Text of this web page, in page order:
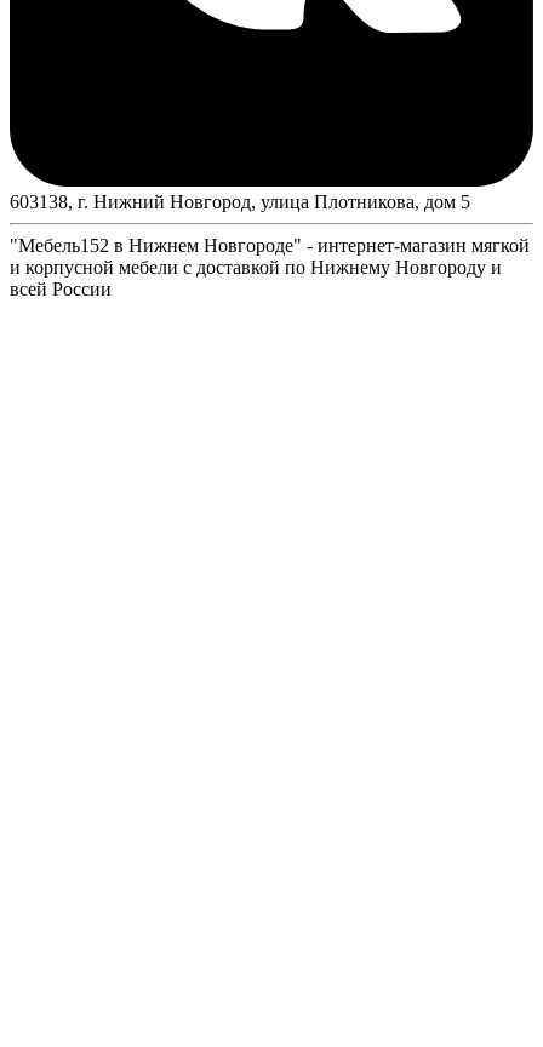
603138, г. Нижний Новгород, улица Плотникова, дом 5
"Мебель152 в Нижнем Новгороде" - интернет-магазин мягкой
и корпусной мебели с доставкой по Нижнему Новгороду и
всей России